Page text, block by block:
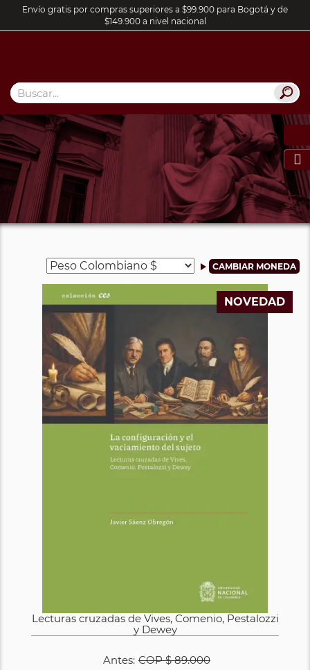
Envío gratis por compras superiores a $99.900 para Bogotá y de
$149.900 a nivel nacional

NOVEDAD
Lecturas cruzadas de Vives, Comenio, Pestalozzi
y Dewey
Antes: COP$ 89.000